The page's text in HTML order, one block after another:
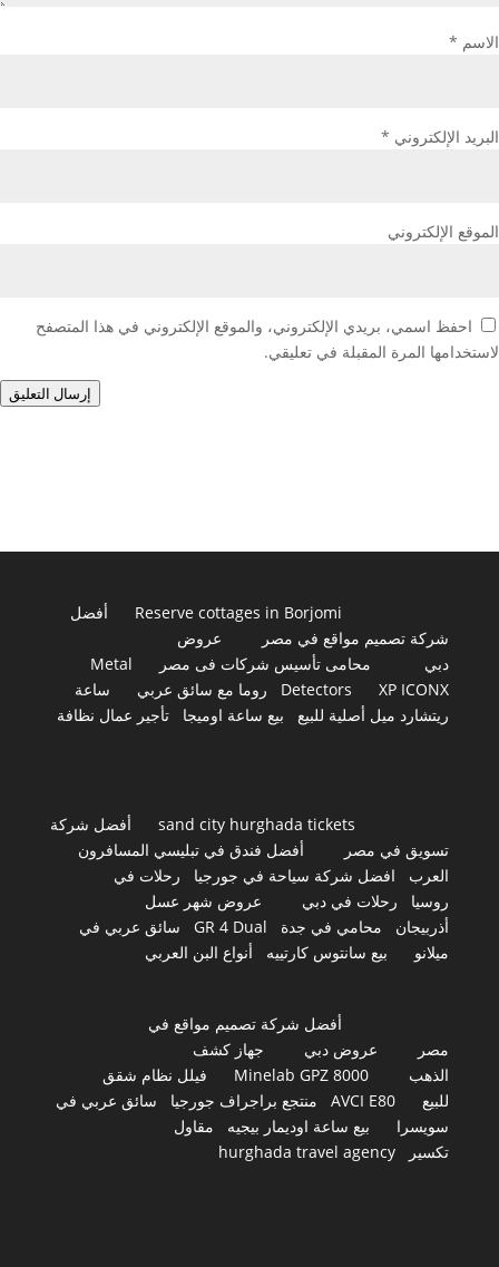
الاسم *
البريد الإلكتروني *
الموقع الإلكتروني
احفظ اسمي، بريدي الإلكتروني، والموقع الإلكتروني في هذا المتصفح
لاستخدامها المرة المقبلة في تعليقي.
إرسال التعليق
Reserve cottages in Borjomi
أفضل
شركة تصميم مواقع في مصر
عروض
دبي
محامى تأسيس شركات فى مصر
Metal
Detectors
XP ICONX روما مع سائق عربي
ساعة
ريتشارد ميل أصلية للبيع
بيع ساعة اوميجا تأجير عمال نظافة
sand city hurghada tickets
أفضل شركة
تسويق في مصر
أفضل فندق في تبليسي المسافرون
العرب
افضل شركة سياحة في جورجيا
رحلات في
روسيا
رحلات في دبي
عروض شهر عسل
أذربيجان
محامي في جدة GR 4 Dual
سائق عربي في
ميلانو
بيع سانتوس كارتييه أنواع البن العربي
أفضل شركة تصميم مواقع في
مصر
عروض دبي
جهاز كشف
الذهب
Minelab GPZ 8000
فيلل نظام شقق
للبيع
AVCI E80 منتجع براجراف جورجيا
سائق عربي في
سويسرا
بيع ساعة اوديمار بيجيه
مقاول
تكسير
hurghada travel agency